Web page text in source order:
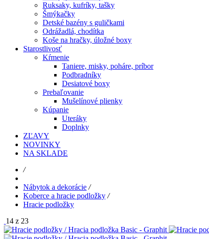
Ruksaky, kufríky, tašky
Šmýkačky
Detské bazény s guličkami
Odrážadlá, chodítka
Koše na hračky, úložné boxy
Starostlivosť
Kŕmenie
Taniere, misky, poháre, príbor
Podbradníky
Desiatové boxy
Prebaľovanie
Mušelínové plienky
Kúpanie
Uteráky
Doplnky
ZĽAVY
NOVINKY
NA SKLADE
/
Nábytok a dekorácie /
Koberce a hracie podložky /
Hracie podložky
14 z 23